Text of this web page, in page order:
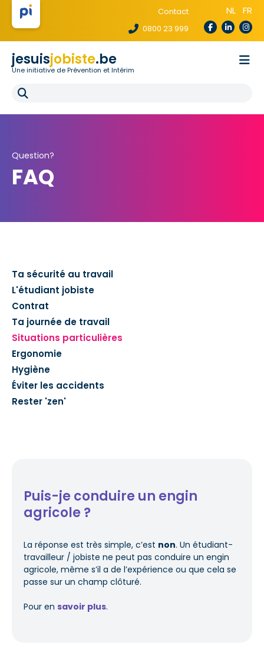
Contact
0800 23 999
NL FR
jesuisjobiste.be
Une initiative de Prévention et Intérim
Pour les agences
Question?
FAQ
Ta sécurité au travail
L'étudiant jobiste
Contrat
Ta journée de travail
Situations particulières
Ergonomie
Hygiène
Éviter les accidents
Rester 'zen'
Puis-je conduire un engin
agricole ?
La réponse est très simple, c’est non. Un étudiant-
travailleur / jobiste ne peut pas conduire un engin
agricole, même s’il a de l’expérience ou que cela se
passe sur un champ clôturé.
Pour en savoir plus.